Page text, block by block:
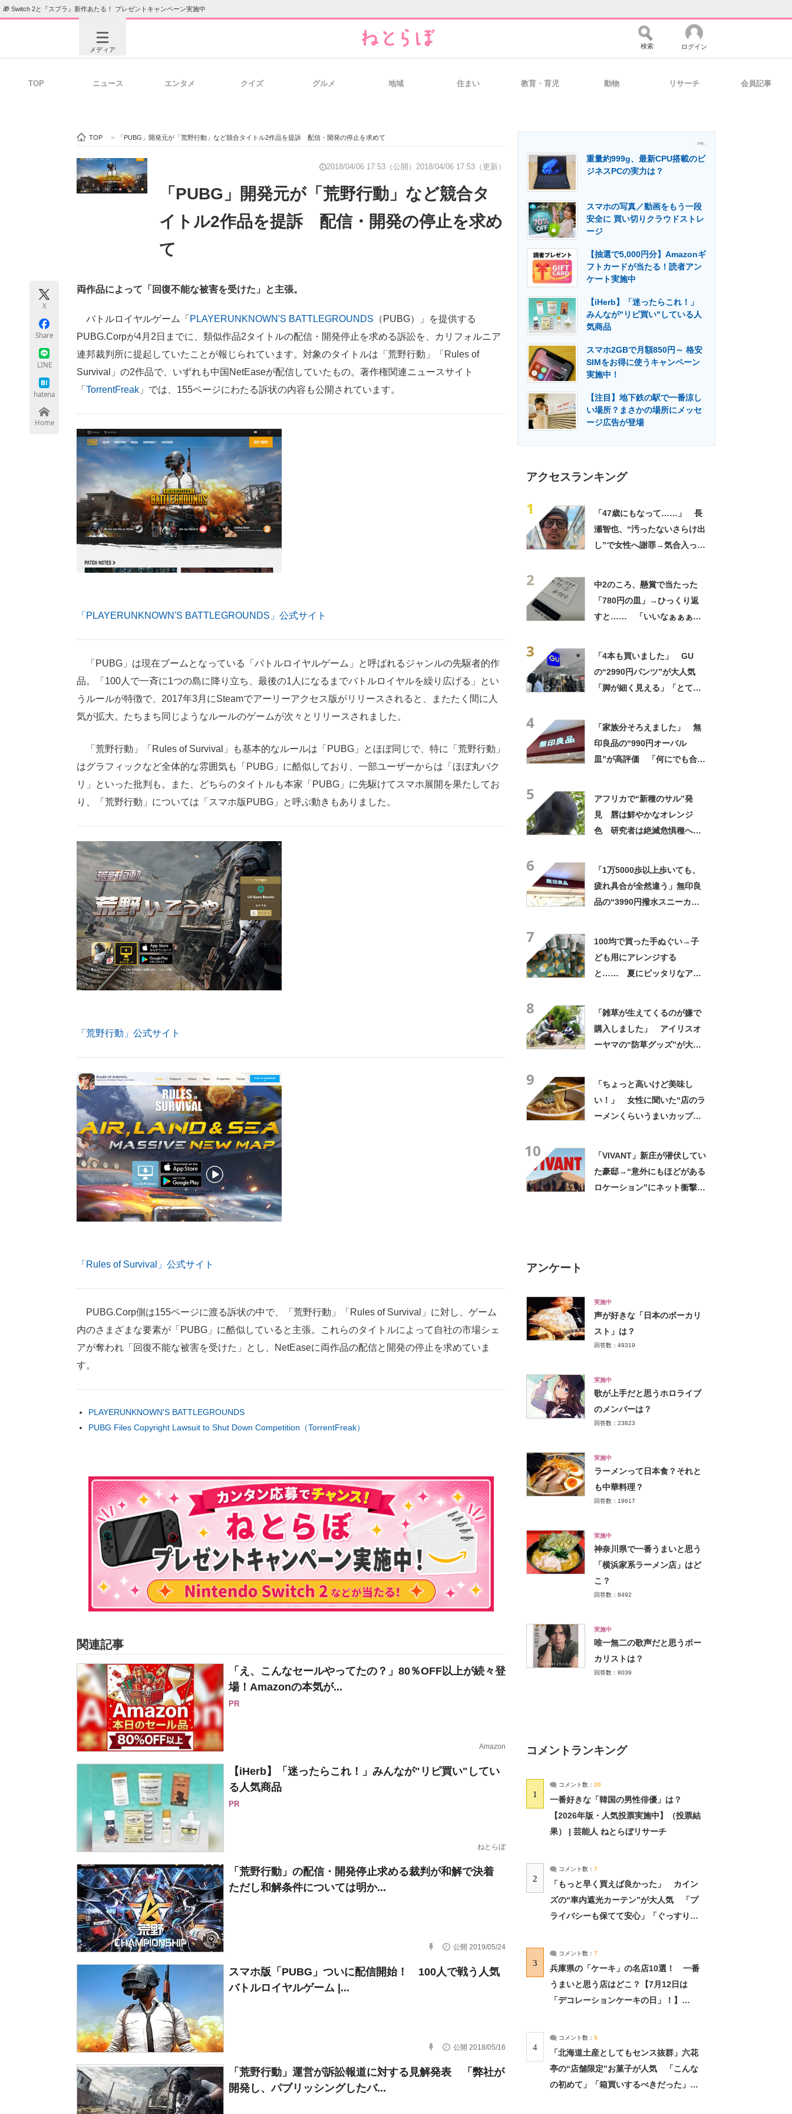
🎁 Switch 2と『スプラ』新作あたる！ プレゼントキャンペーン実施中
メディア
ビジネスと働き方のヒント 経営リーダーのコミュニティ マーケ×ITの今がよく分かる
ITエンジニア向け専門サイト 企業向けIT製品の総合サイト IT製品の技術・比較・事例 製造業のIT導入・活用を支援
エネルギーの専門メディア 建設×テクノロジーの最前線
検索 ログイン
TOP ニュース エンタメ クイズ グルメ 地域 住まい 教育・育児 動物 リサーチ 会員記事
TOP > 「PUBG」開発元が「荒野行動」など競合タイトル2作品を提訴 配信・開発の停止を求めて
2018/04/06 17:53（公開） 2018/04/06 17:53（更新）
「PUBG」開発元が「荒野行動」など競合タ
イトル2作品を提訴 配信・開発の停止を求め
て
X
Share
LINE
hatena
Home
両作品によって「回復不能な被害を受けた」と主張。
バトルロイヤルゲーム「 PLAYERUNKNOWN'S BATTLEGROUNDS （PUBG）」を提供する
PUBG.Corpが4月2日までに、類似作品2タイトルの配信・開発停止を求める訴訟を、カリフォルニア
連邦裁判所に提起していたことが報じられています。対象のタイトルは「荒野行動」「Rules of
Survival」の2作品で、いずれも中国NetEaseが配信していたもの。著作権関連ニュースサイト
「 TorrentFreak 」では、155ページにわたる訴状の内容も公開されています。
「PLAYERUNKNOWN'S BATTLEGROUNDS」公式サイト
「PUBG」は現在ブームとなっている「バトルロイヤルゲーム」と呼ばれるジャンルの先駆者的作
品。「100人で一斉に1つの島に降り立ち、最後の1人になるまでバトルロイヤルを繰り広げる」とい
うルールが特徴で、2017年3月にSteamでアーリーアクセス版がリリースされると、またたく間に人
気が拡大。たちまち同じようなルールのゲームが次々とリリースされました。
「荒野行動」「Rules of Survival」も基本的なルールは「PUBG」とほぼ同じで、特に「荒野行動」
はグラフィックなど全体的な雰囲気も「PUBG」に酷似しており、一部ユーザーからは「ほぼ丸パク
リ」といった批判も。また、どちらのタイトルも本家「PUBG」に先駆けてスマホ展開を果たしてお
り、「荒野行動」については「スマホ版PUBG」と呼ぶ動きもありました。
「荒野行動」公式サイト
「Rules of Survival」公式サイト
PUBG.Corp側は155ページに渡る訴状の中で、「荒野行動」「Rules of Survival」に対し、ゲーム
内のさまざまな要素が「PUBG」に酷似していると主張。これらのタイトルによって自社の市場シェ
アが奪われ「回復不能な被害を受けた」とし、NetEaseに両作品の配信と開発の停止を求めていま
す。
PLAYERUNKNOWN'S BATTLEGROUNDS
PUBG Files Copyright Lawsuit to Shut Down Competition（TorrentFreak）
関連記事
「え、こんなセールやってたの？」80％OFF以上が続々登
場！Amazonの本気が...
PR
Amazon
【iHerb】「迷ったらこれ！」みんなが"リピ買い"してい
る人気商品
PR
ねとらぼ
「荒野行動」の配信・開発停止求める裁判が和解で決着
ただし和解条件については明か...
公開 2019/05/24
スマホ版「PUBG」ついに配信開始！ 100人で戦う人気
バトルロイヤルゲーム |...
公開 2018/05/16
「荒野行動」運営が訴訟報道に対する見解発表 「弊社が
開発し、パブリッシングしたバ...
- PR -
重量約999g、最新CPU搭載のビ
ジネスPCの実力は？
スマホの写真／動画をもう一段
安全に 買い切りクラウドストレ
ージ
【抽選で5,000円分】Amazonギ
フトカードが当たる！読者アン
ケート実施中
【iHerb】「迷ったらこれ！」
みんなが"リピ買い"している人
気商品
スマホ2GBで月額850円～ 格安
SIMをお得に使うキャンペーン
実施中！
【注目】地下鉄の駅で一番涼し
い場所？まさかの場所にメッセ
ージ広告が登場
アクセスランキング
1
「47歳にもなって……」 長
瀬智也、“汚ったないさらけ出
し”で女性へ謝罪→気合入った
2
中2のころ、懸賞で当たった
「780円の皿」→ひっくり返
すと…… 「いいなぁぁぁぁ
3
「4本も買いました」 GU
の“2990円パンツ”が大人気
「脚が細く見える」「とても
4
「家族分そろえました」 無
印良品の“990円オーバル
皿”が高評価 「何にでも合
5
アフリカで“新種のサル”発
見 唇は鮮やかなオレンジ
色 研究者は絶滅危惧種への
6
「1万5000歩以上歩いても、
疲れ具合が全然違う」無印良
品の“3990円撥水スニーカ
7
100均で買った手ぬぐい→子
ども用にアレンジする
と…… 夏にピッタリなアイ
8
「雑草が生えてくるのが嫌で
購入しました」 アイリスオ
ーヤマの“防草グッズ”が大人
9
「ちょっと高いけど美味し
い！」 女性に聞いた“店のラ
ーメンくらいうまいカップ
10
「VIVANT」新庄が潜伏してい
た豪邸→“意外にもほどがある
ロケーション”にネット衝撃
アンケート
実施中
声が好きな「日本のボーカリ
スト」は？
回答数：49319
実施中
歌が上手だと思うホロライブ
のメンバーは？
回答数：23823
実施中
ラーメンって日本食？それと
も中華料理？
回答数：19617
実施中
神奈川県で一番うまいと思う
「横浜家系ラーメン店」はど
こ？
回答数：8492
実施中
唯一無二の歌声だと思うボー
カリストは？
回答数：8039
コメントランキング
1
コメント数： 20
一番好きな「韓国の男性俳優」は？
【2026年版・人気投票実施中】（投票結
果） | 芸能人 ねとらぼリサーチ
2
コメント数： 7
「もっと早く買えば良かった」 カイン
ズの“車内遮光カーテン”が大人気 「プ
ライバシーも保てて安心」「ぐっすり眠
3
コメント数： 7
兵庫県の「ケーキ」の名店10選！ 一番
うまいと思う店はどこ？【7月12日は
「デコレーションケーキの日」！】
4
コメント数： 5
「北海道土産としてもセンス抜群」六花
亭の“店舗限定”お菓子が人気 「こんな
の初めて」「箱買いするべきだった」